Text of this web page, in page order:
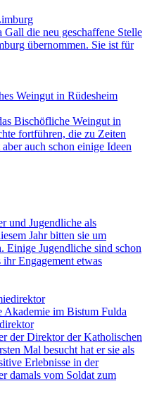
die neu geschaffene Stelle
übernommen. Sie ist für
Weingut in Rüdesheim
Bischöfliche Weingut in
fortführen, die zu Zeiten
auch schon einige Ideen
und Jugendliche als
Jahr bitten sie um
Einige Jugendliche sind schon
ihr Engagement etwas
Akademie im Bistum Fulda
der Direktor der Katholischen
Mal besucht hat er sie als
Erlebnisse in der
damals vom Soldat zum